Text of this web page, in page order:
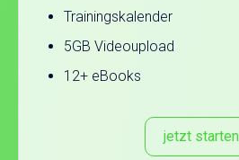
Trainingskalender
5GB Videoupload
12+ eBooks
jetzt starten